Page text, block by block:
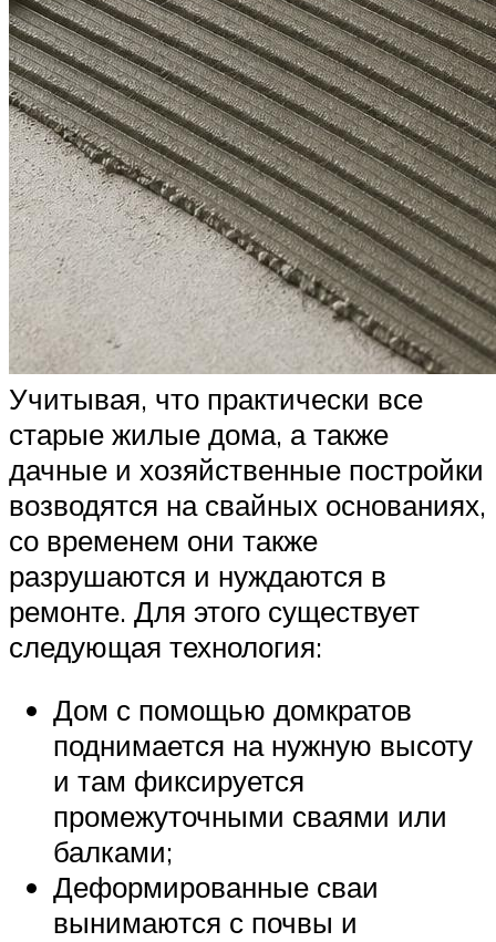
Учитывая, что практически все
старые жилые дома, а также
дачные и хозяйственные постройки
возводятся на свайных основаниях,
со временем они также
разрушаются и нуждаются в
ремонте. Для этого существует
следующая технология:
Дом с помощью домкратов
поднимается на нужную высоту
и там фиксируется
промежуточными сваями или
балками;
Деформированные сваи
вынимаются с почвы и